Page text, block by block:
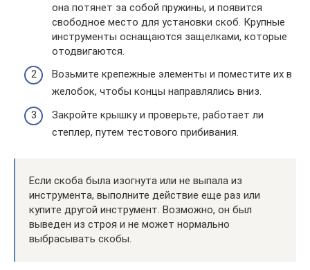
она потянет за собой пружины, и появится
свободное место для установки скоб. Крупные
инструменты оснащаются защелками, которые
отодвигаются.
Возьмите крепежные элементы и поместите их в
желобок, чтобы концы направлялись вниз.
Закройте крышку и проверьте, работает ли
степлер, путем тестового прибивания.
Если скоба была изогнута или не выпала из
инструмента, выполните действие еще раз или
купите другой инструмент. Возможно, он был
выведен из строя и не может нормально
выбрасывать скобы.